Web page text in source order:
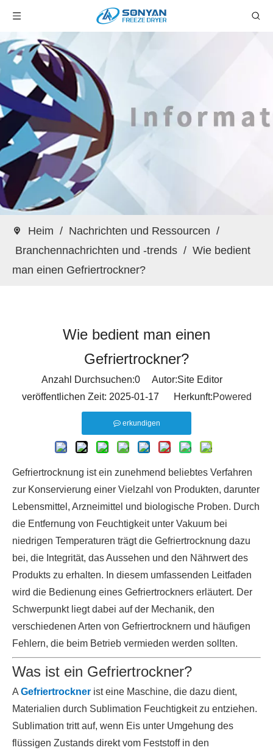
Heim / Nachrichten und Ressourcen /
Branchennachrichten und -trends / Wie bedient
man einen Gefriertrockner?
Wie bedient man einen
Gefriertrockner?
Anzahl Durchsuchen:0Autor:Site Editor
veröffentlichen Zeit: 2025-01-17 Herkunft:Powered
erkundigen
Gefriertrocknung ist ein zunehmend beliebtes Verfahren
zur Konservierung einer Vielzahl von Produkten, darunter
Lebensmittel, Arzneimittel und biologische Proben. Durch
die Entfernung von Feuchtigkeit unter Vakuum bei
niedrigen Temperaturen trägt die Gefriertrocknung dazu
bei, die Integrität, das Aussehen und den Nährwert des
Produkts zu erhalten. In diesem umfassenden Leitfaden
wird die Bedienung eines Gefriertrockners erläutert. Der
Schwerpunkt liegt dabei auf der Mechanik, den
verschiedenen Arten von Gefriertrocknern und häufigen
Fehlern, die beim Betrieb vermieden werden sollten.
Was ist ein Gefriertrockner?
A Gefriertrockner ist eine Maschine, die dazu dient,
Materialien durch Sublimation Feuchtigkeit zu entziehen.
Sublimation tritt auf, wenn Eis unter Umgehung des
flüssigen Zustands direkt vom Feststoff in den